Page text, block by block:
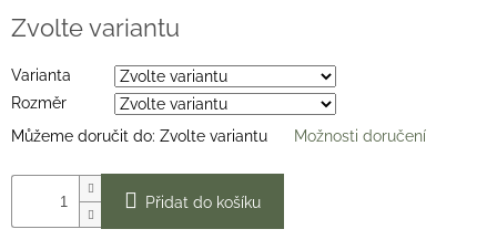
mně
Přihlášení
cena:
Zvolte variantu
Varianta
Rozměr
Můžeme doručit do: Zvolte variantu Možnosti doručení
Přidat do košíku